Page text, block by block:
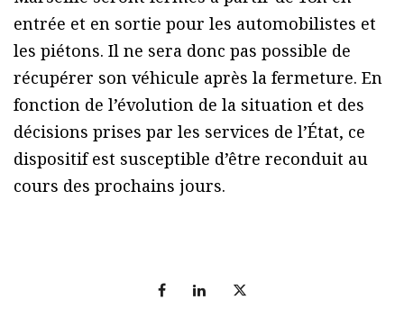
entrée et en sortie pour les automobilistes et
les piétons. Il ne sera donc pas possible de
récupérer son véhicule après la fermeture. En
fonction de l’évolution de la situation et des
décisions prises par les services de l’État, ce
dispositif est susceptible d’être reconduit au
cours des prochains jours.